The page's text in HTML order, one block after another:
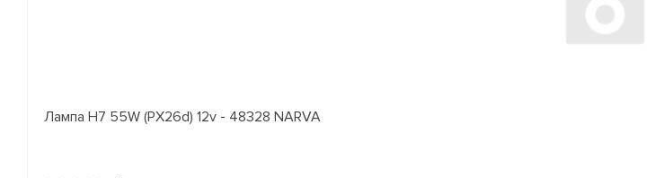
Лампа H7 55W (PX26d) 12v - 48328 NARVA